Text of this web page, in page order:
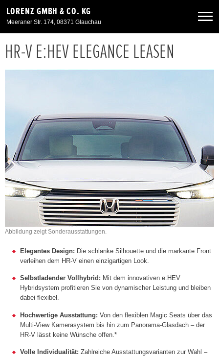
LORENZ GMBH & CO. KG
Meeraner Str. 174, 08371 Glauchau
Neuwagen
Service & Zubehör
Unser Autohaus
HR-V E:HEV ELEGANCE LEASEN
Abbildung zeigt Sonderausstattungen.
Elegantes Design: Die schlanke Silhouette und die markante Front
verleihen dem HR-V einen einzigartigen Look.
Selbstladender Vollhybrid: Mit dem innovativen e:HEV
Hybridsystem profitieren Sie von dynamischer Leistung und bleiben
dabei flexibel.
Hochwertige Ausstattung: Von den flexiblen Magic Seats über das
Multi-View Kamerasystem bis hin zum Panorama-Glasdach – der
HR-V lässt keine Wünsche offen.*
Volle Individualität: Zahlreiche Ausstattungsvarianten zur Wahl –